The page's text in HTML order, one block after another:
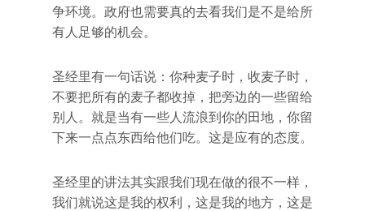
争环境。政府也需要真的去看我们是不是给所
有人足够的机会。
圣经里有一句话说：你种麦子时，收麦子时，
不要把所有的麦子都收掉，把旁边的一些留给
别人。就是当有一些人流浪到你的田地，你留
下来一点点东西给他们吃。这是应有的态度。
圣经里的讲法其实跟我们现在做的很不一样，
我们就说这是我的权利，这是我的地方，这是